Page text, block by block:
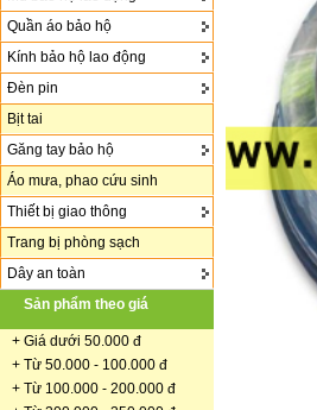
Quần áo bảo hộ
Kính bảo hộ lao động
Đèn pin
Bịt tai
Găng tay bảo hộ
Áo mưa, phao cứu sinh
Thiết bị giao thông
Trang bị phòng sạch
Dây an toàn
Sản phẩm theo giá
+ Giá dưới 50.000 đ
+ Từ 50.000 - 100.000 đ
+ Từ 100.000 - 200.000 đ